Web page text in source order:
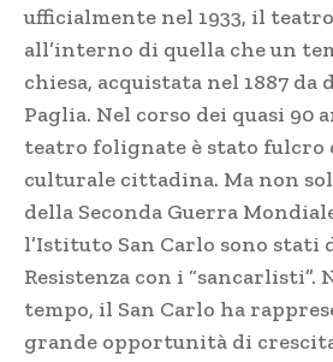
ufficialmente nel 1933, il
all’interno di quella che un
chiesa, acquistata nel 1887 da
Paglia. Nel corso dei quasi 90
teatro folignate è stato fulcro
culturale cittadina. Ma non
della Seconda Guerra
l’Istituto San Carlo sono stati
Resistenza con i “sancarlisti”.
tempo, il San Carlo ha
grande opportunità di